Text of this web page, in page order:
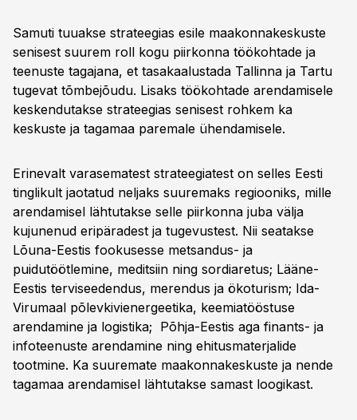
Samuti tuuakse strateegias esile maakonnakeskuste
senisest suurem roll kogu piirkonna töökohtade ja
teenuste tagajana, et tasakaalustada Tallinna ja Tartu
tugevat tõmbejõudu. Lisaks töökohtade arendamisele
keskendutakse strateegias senisest rohkem ka
keskuste ja tagamaa paremale ühendamisele.
Erinevalt varasematest strateegiatest on selles Eesti
tinglikult jaotatud neljaks suuremaks regiooniks, mille
arendamisel lähtutakse selle piirkonna juba välja
kujunenud eripäradest ja tugevustest. Nii seatakse
Lõuna-Eestis fookusesse metsandus- ja
puidutöötlemine, meditsiin ning sordiaretus; Lääne-
Eestis terviseedendus, merendus ja ökoturism; Ida-
Virumaal põlevkivienergeetika, keemiatööstuse
arendamine ja logistika; Põhja-Eestis aga finants- ja
infoteenuste arendamine ning ehitusmaterjalide
tootmine. Ka suuremate maakonnakeskuste ja nende
tagamaa arendamisel lähtutakse samast loogikast.